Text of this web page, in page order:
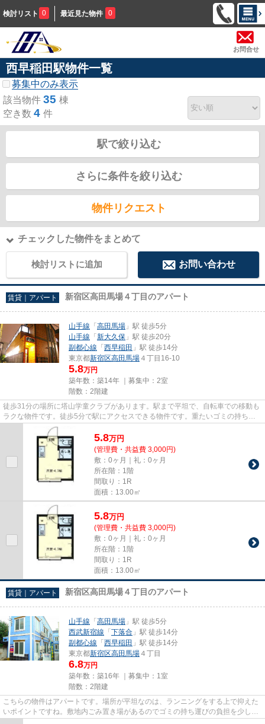
検討リスト 0 最近見た物件 0
お問合せ
西早稲田駅物件一覧
募集中のみ表示
該当物件 35 棟
空き数 4 件
駅で絞り込む
さらに条件を絞り込む
物件リクエスト
チェックした物件をまとめて
検討リストに追加 お問い合わせ
賃貸｜アパート 新宿区高田馬場４丁目のアパート
山手線 「 高田馬場 」駅 徒歩5分
山手線 「 新大久保 」駅 徒歩20分
副都心線 「 西早稲田 」駅 徒歩14分
東京都新宿区高田馬場 ４丁目16‐10
5.8万円
築年数：築14年 ｜募集中： 2室
階数：2階建
徒歩31分の場所に塔山学童クラブがあります。駅まで平坦で、自転車での移動も
ラクな物件です。徒歩5分で駅にアクセスできる物件です。重たいゴミの持ち運
びがしやすく、敷地内にごみ置...
5.8万円
(管理費・共益費 3,000円)
敷：0ヶ月｜礼：0ヶ月
所在階：1階
間取り：1R
面積：13.00㎡
5.8万円
(管理費・共益費 3,000円)
敷：0ヶ月｜礼：0ヶ月
所在階：1階
間取り：1R
面積：13.00㎡
賃貸｜アパート 新宿区高田馬場４丁目のアパート
山手線 「 高田馬場 」駅 徒歩5分
西武新宿線 「 下落合 」駅 徒歩14分
副都心線 「 西早稲田 」駅 徒歩14分
東京都新宿区高田馬場 ４丁目
6.8万円
築年数：築16年 ｜募集中： 1室
階数：2階建
こちらの物件はアパートです。場所が平坦なのは、ランニングをする上で抑えた
いポイントですね。敷地内ごみ置き場があるのでゴミの持ち運びの負担を少しで